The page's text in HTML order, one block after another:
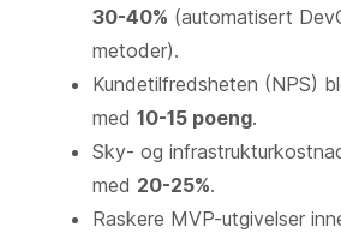
30-40% (automatisert
metoder).
Kundetilfredsheten (NPS)
med 10-15 poeng.
Sky- og
med 20-25%.
Raskere MVP-utgivelser